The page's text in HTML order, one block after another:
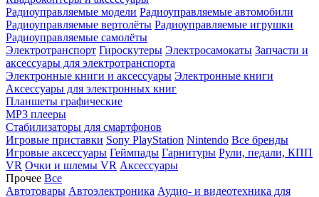
Радиоуправляемые модели Радиоуправляемые автомобили
Радиоуправляемые вертолёты Радиоуправляемые игрушки
Радиоуправляемые самолёты
Электротранспорт Гироскутеры Электросамокаты Запчасти и
аксессуары для электротранспорта
Электронные книги и аксессуары Электронные книги
Аксессуары для электронных книг
Планшеты графические
MP3 плееры
Стабилизаторы для смартфонов
Игровые приставки Sony PlayStation Nintendo Все бренды
Игровые аксессуары Геймпады Гарнитуры Рули, педали, КПП
VR Очки и шлемы VR Аксессуары
Прочее Все
Автотовары Автоэлектроника Аудио- и видеотехника для